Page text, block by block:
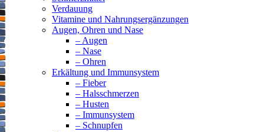
Verdauung
Vitamine und Nahrungsergänzungen
Augen, Ohren und Nase
– Augen
– Nase
– Ohren
Erkältung und Immunsystem
– Fieber
– Halsschmerzen
– Husten
– Immunsystem
– Schnupfen